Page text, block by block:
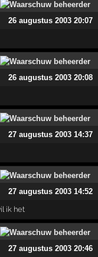
26 augustus 2003 20:07
26 augustus 2003 20:08
27 augustus 2003 14:37
27 augustus 2003 14:52
ik het
27 augustus 2003 20:46